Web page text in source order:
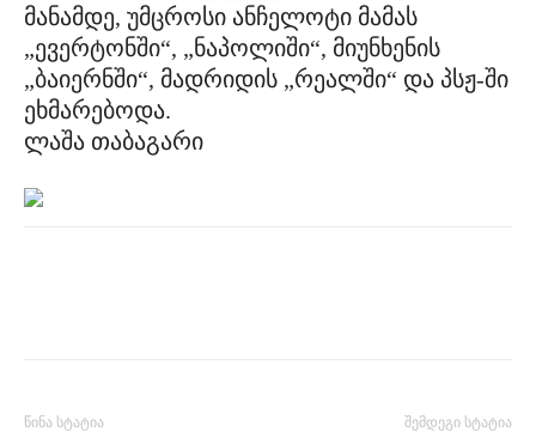
მანამდე, უმცროსი ანჩელოტი მამას
„ევერტონში“, „ნაპოლიში“, მიუნხენის
„ბაიერნში“, მადრიდის „რეალში“ და პსჟ-ში
ეხმარებოდა.
ლაშა თაბაგარი
წინა სტატია შემდეგი სტატია